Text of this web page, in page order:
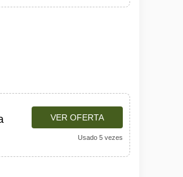
VER OFERTA
Usado 5 vezes